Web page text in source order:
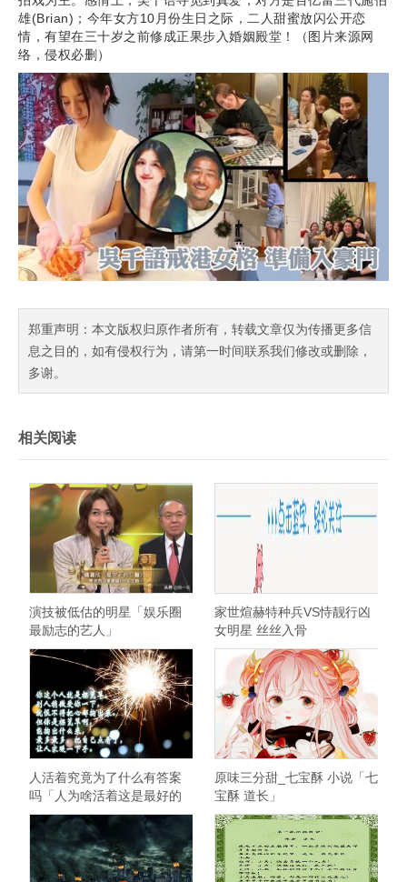
雄(Brian)；今年女方10月份生日之际，二人甜蜜放闪公开恋
情，有望在三十岁之前修成正果步入婚姻殿堂！（图片来源网
络，侵权必删）
郑重声明：本文版权归原作者所有，转载文章仅为传播更多信
息之目的，如有侵权行为，请第一时间联系我们修改或删除，
多谢。
相关阅读
演技被低估的明星「娱乐圈
最励志的艺人」
家世煊赫特种兵VS恃靓行凶
女明星 丝丝入骨
人活着究竟为了什么有答案
吗「人为啥活着这是最好的
答案」
原味三分甜_七宝酥 小说「七
宝酥 道长」